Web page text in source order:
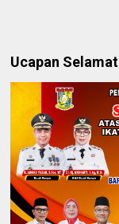
Ucapan Selamat